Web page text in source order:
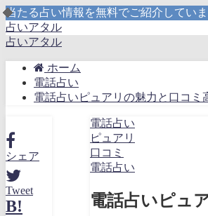
当たる占い情報を無料でご紹介してい
占いアタル
占いアタル
ホーム
電話占い
電話占いピュアリの魅力と口コミ
シェア
Tweet
B!
電話占い
ピュアリ
口コミ
電話占い
電話占いピュ